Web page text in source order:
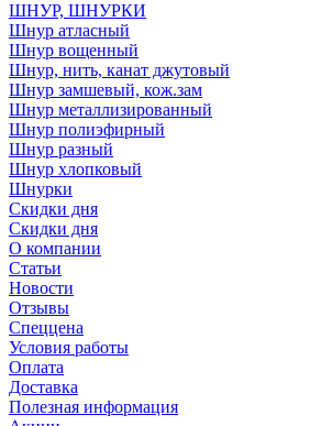
ШНУР, ШНУРКИ
Шнур атласный
Шнур вощенный
Шнур, нить, канат джутовый
Шнур замшевый, кож.зам
Шнур металлизированный
Шнур полиэфирный
Шнур разный
Шнур хлопковый
Шнурки
Скидки дня
Скидки дня
О компании
Статьи
Новости
Отзывы
Спеццена
Условия работы
Оплата
Доставка
Полезная информация